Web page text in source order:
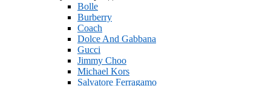
Bolle
Burberry
Coach
Dolce And Gabbana
Gucci
Jimmy Choo
Michael Kors
Salvatore Ferragamo